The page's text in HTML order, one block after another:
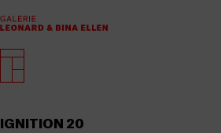
IGNITION 20